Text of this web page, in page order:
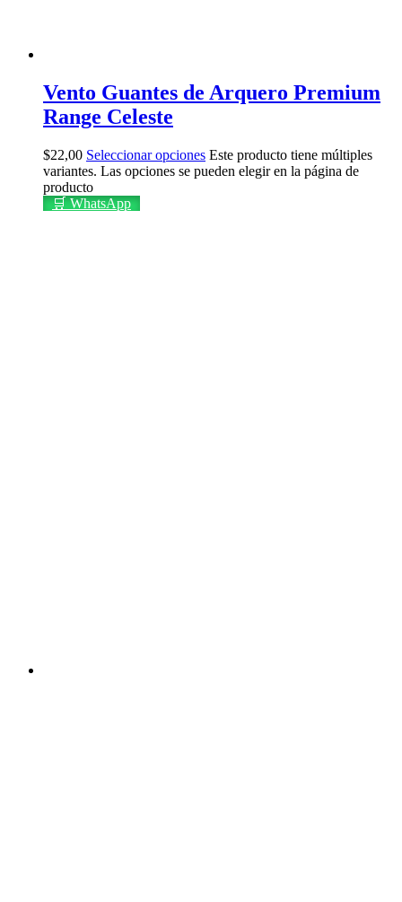
Vento Guantes de Arquero Premium
Range Celeste
$22,00 Seleccionar opciones Este producto tiene múltiples
variantes. Las opciones se pueden elegir en la página de
producto
🛒 WhatsApp